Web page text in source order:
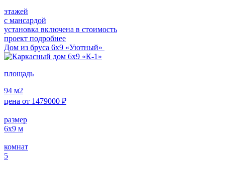
этажей
с мансардой
установка включена в стоимость
проект подробнее
Дом из бруса 6х9 «Уютный»
площадь
94 м2
цена от 1479000 ₽
размер
6х9 м
комнат
5